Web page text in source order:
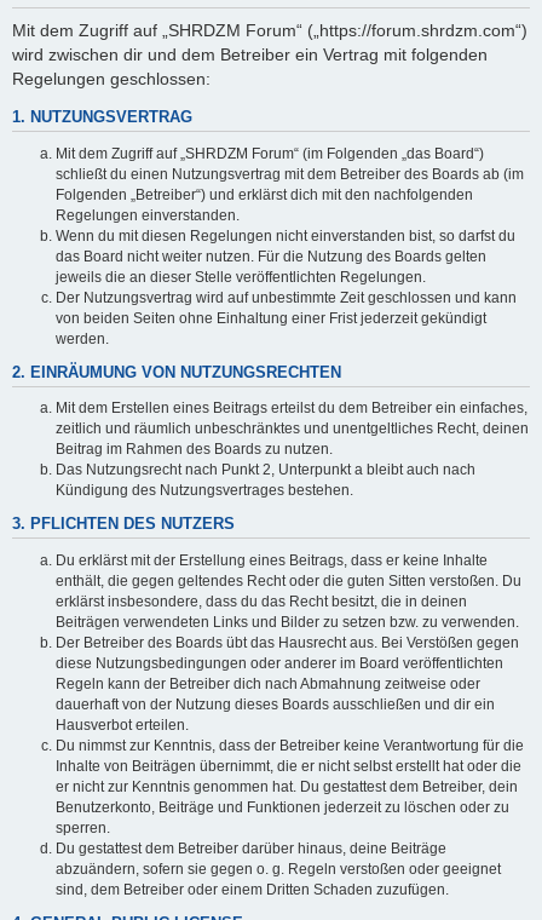
Mit dem Zugriff auf „SHRDZM Forum“ („https://forum.shrdzm.com“)
wird zwischen dir und dem Betreiber ein Vertrag mit folgenden
Regelungen geschlossen:
1. NUTZUNGSVERTRAG
Mit dem Zugriff auf „SHRDZM Forum“ (im Folgenden „das Board“)
schließt du einen Nutzungsvertrag mit dem Betreiber des Boards ab (im
Folgenden „Betreiber“) und erklärst dich mit den nachfolgenden
Regelungen einverstanden.
Wenn du mit diesen Regelungen nicht einverstanden bist, so darfst du
das Board nicht weiter nutzen. Für die Nutzung des Boards gelten
jeweils die an dieser Stelle veröffentlichten Regelungen.
Der Nutzungsvertrag wird auf unbestimmte Zeit geschlossen und kann
von beiden Seiten ohne Einhaltung einer Frist jederzeit gekündigt
werden.
2. EINRÄUMUNG VON NUTZUNGSRECHTEN
Mit dem Erstellen eines Beitrags erteilst du dem Betreiber ein einfaches,
zeitlich und räumlich unbeschränktes und unentgeltliches Recht, deinen
Beitrag im Rahmen des Boards zu nutzen.
Das Nutzungsrecht nach Punkt 2, Unterpunkt a bleibt auch nach
Kündigung des Nutzungsvertrages bestehen.
3. PFLICHTEN DES NUTZERS
Du erklärst mit der Erstellung eines Beitrags, dass er keine Inhalte
enthält, die gegen geltendes Recht oder die guten Sitten verstoßen. Du
erklärst insbesondere, dass du das Recht besitzt, die in deinen
Beiträgen verwendeten Links und Bilder zu setzen bzw. zu verwenden.
Der Betreiber des Boards übt das Hausrecht aus. Bei Verstößen gegen
diese Nutzungsbedingungen oder anderer im Board veröffentlichten
Regeln kann der Betreiber dich nach Abmahnung zeitweise oder
dauerhaft von der Nutzung dieses Boards ausschließen und dir ein
Hausverbot erteilen.
Du nimmst zur Kenntnis, dass der Betreiber keine Verantwortung für die
Inhalte von Beiträgen übernimmt, die er nicht selbst erstellt hat oder die
er nicht zur Kenntnis genommen hat. Du gestattest dem Betreiber, dein
Benutzerkonto, Beiträge und Funktionen jederzeit zu löschen oder zu
sperren.
Du gestattest dem Betreiber darüber hinaus, deine Beiträge
abzuändern, sofern sie gegen o. g. Regeln verstoßen oder geeignet
sind, dem Betreiber oder einem Dritten Schaden zuzufügen.